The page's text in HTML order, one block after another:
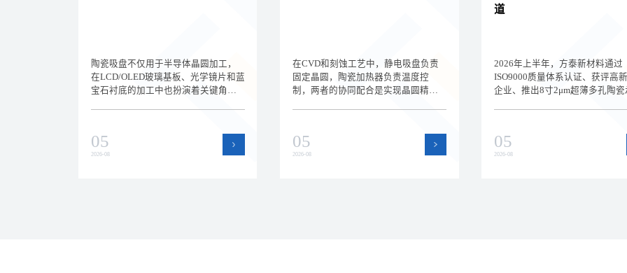
陶瓷吸盘不仅用于半导体晶圆加工，
在LCD/OLED玻璃基板、光学镜片和蓝
宝石衬底的加工中也扮演着关键角
05
2026-08
在CVD和刻蚀工艺中，静电吸盘负责
固定晶圆，陶瓷加热器负责温度控
制，两者的协同配合是实现晶圆精密
效的晶圆温控系统。
05
2026-08
道
2026年上半年，方泰新材料通过
ISO9000质量体系认证、获评高
企业、推出8寸2μm超薄多孔陶瓷
05
2026-08